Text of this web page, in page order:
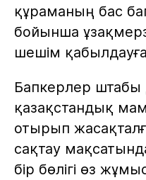
құраманың бас
бойынша
шешім
Бапкерлер штабы
қазақстандық
отырып
сақтау
бір бөлігі өз